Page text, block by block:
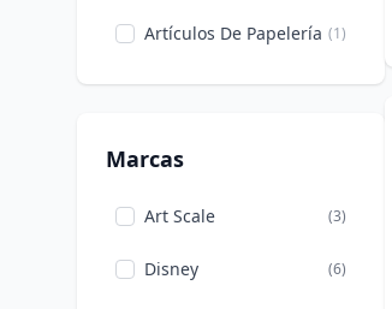
Artículos De Papelería (1)
Marcas
Art Scale (3)
Disney (6)